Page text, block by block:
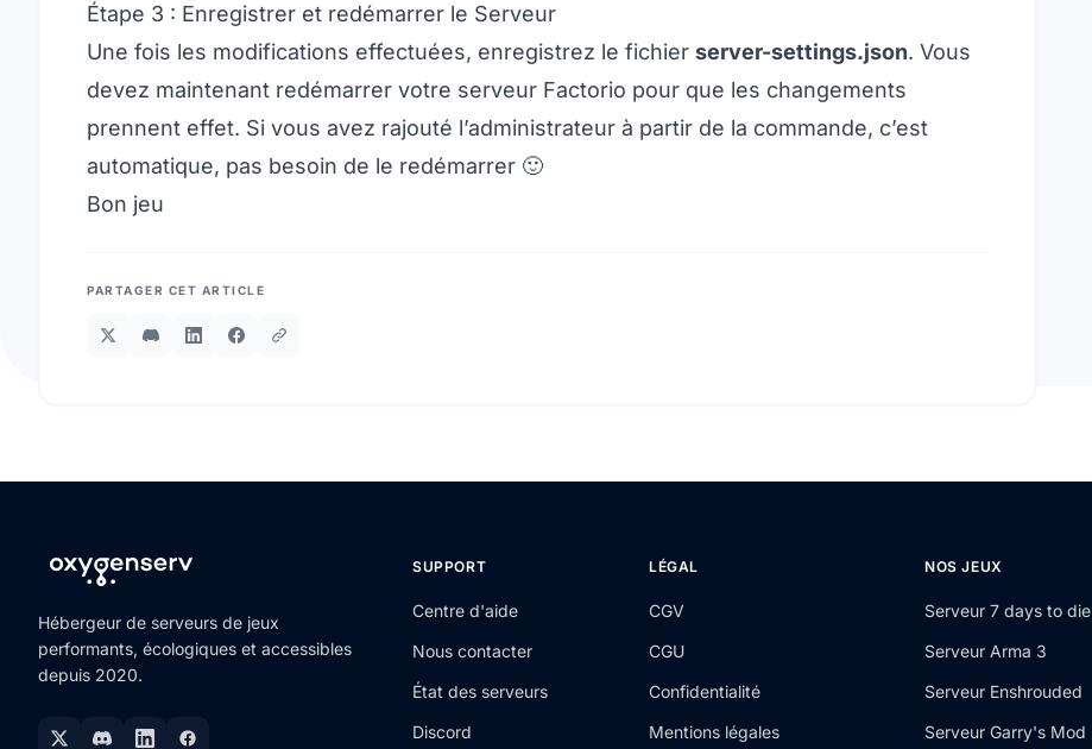
Étape 3 : Enregistrer et redémarrer le Serveur
Une fois les modifications effectuées, enregistrez le fichier server-settings.json. Vous
devez maintenant redémarrer votre serveur Factorio pour que les changements
prennent effet. Si vous avez rajouté l’administrateur à partir de la commande, c’est
automatique, pas besoin de le redémarrer 🙂
Bon jeu
PARTAGER CET ARTICLE
Hébergeur de serveurs de jeux
performants, écologiques et accessibles
depuis 2020.
SUPPORT
Centre d'aide
Nous contacter
État des serveurs
Discord
LÉGAL
CGV
CGU
Confidentialité
Mentions légales
NOS JEUX
Serveur 7 days to die
Serveur Arma 3
Serveur Enshrouded
Serveur Garry's Mod